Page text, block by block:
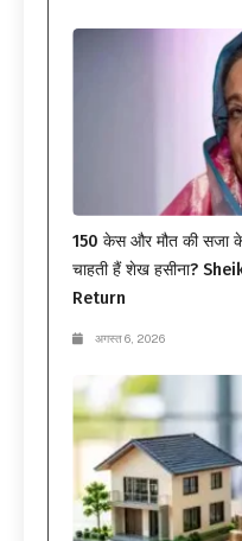
150 केस और मौत की सजा के
चाहती हैं शेख हसीना?
Return
अगस्त 6, 2026